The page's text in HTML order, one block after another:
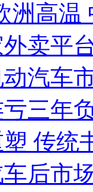
洲高温
外卖平
汽车
三年
传统
后市